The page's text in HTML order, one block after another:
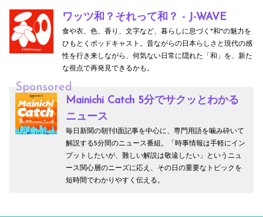
ワッツ和？それって和？ - J-WAVE
食や衣、色、香り、文字など、暮らしに息づく"和"の魅力を
ひもとくポッドキャスト。昔ながらの日本らしさと現代の感
性を行き来しながら、何気ない日常に隠れた「和」を、新た
な視点で再発見できるかも。
Sponsored
Mainichi Catch 5分でサクッとわかる
ニュース
毎日新聞の朝刊1面記事を中心に、専門用語を噛み砕いて
解説する5分間のニュース番組。「時事情報は手軽にイン
プットしたいが、難しい解説は敬遠したい」というニュ
ース関心層のニーズに応え、その日の重要なトピックを
短時間でわかりやすく伝える。